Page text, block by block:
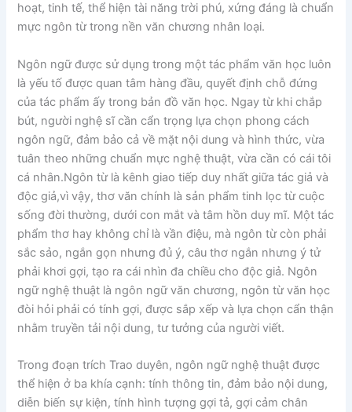
hoạt, tinh tế, thể hiện tài năng trời phú, xứng đáng là chuẩn
mực ngôn từ trong nền văn chương nhân loại.
Ngôn ngữ được sử dụng trong một tác phẩm văn học luôn
là yếu tố được quan tâm hàng đầu, quyết định chỗ đứng
của tác phẩm ấy trong bản đồ văn học. Ngay từ khi chắp
bút, người nghệ sĩ cần cẩn trọng lựa chọn phong cách
ngôn ngữ, đảm bảo cả về mặt nội dung và hình thức, vừa
tuân theo những chuẩn mực nghệ thuật, vừa cần có cái tôi
cá nhân.Ngôn từ là kênh giao tiếp duy nhất giữa tác giả và
độc giả,vì vậy, thơ văn chính là sản phẩm tinh lọc từ cuộc
sống đời thường, dưới con mắt và tâm hồn duy mĩ. Một tác
phẩm thơ hay không chỉ là vần điệu, mà ngôn từ còn phải
sắc sảo, ngắn gọn nhưng đủ ý, câu thơ ngắn nhưng ý tử
phải khơi gợi, tạo ra cái nhìn đa chiều cho độc giả. Ngôn
ngữ nghệ thuật là ngôn ngữ văn chương, ngôn từ văn học
đòi hỏi phải có tính gợi, được sắp xếp và lựa chọn cẩn thận
nhằm truyền tải nội dung, tư tưởng của người viết.
Trong đoạn trích Trao duyên, ngôn ngữ nghệ thuật được
thể hiện ở ba khía cạnh: tính thông tin, đảm bảo nội dung,
diễn biến sự kiện, tính hình tượng gợi tả, gợi cảm chân